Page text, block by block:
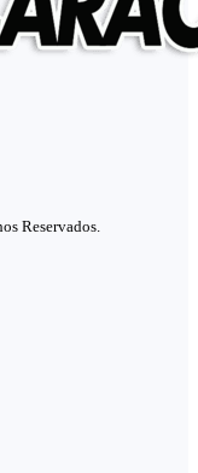
Reservados.